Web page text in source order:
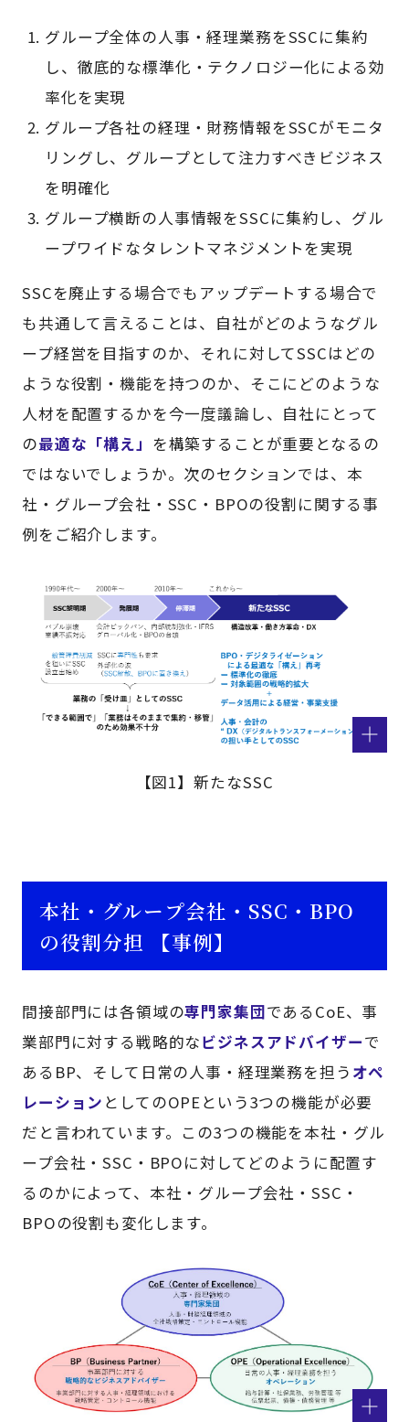
グループ全体の人事・経理業務をSSCに集約
し、徹底的な標準化・テクノロジー化による効
率化を実現
グループ各社の経理・財務情報をSSCがモニタ
リングし、グループとして注力すべきビジネス
を明確化
グループ横断の人事情報をSSCに集約し、グル
ープワイドなタレントマネジメントを実現
SSCを廃止する場合でもアップデートする場合で
も共通して言えることは、自社がどのようなグル
ープ経営を目指すのか、それに対してSSCはどの
ような役割・機能を持つのか、そこにどのような
人材を配置するかを今一度議論し、自社にとって
の最適な「構え」 を構築することが重要となるの
ではないでしょうか。次のセクションでは、本
社・グループ会社・SSC・BPOの役割に関する事
例をご紹介します。
【図1】新たなSSC
本社・グループ会社・SSC・BPO
の役割分担 【事例】
間接部門には各領域の専門家集団であるCoE、事
業部門に対する戦略的なビジネスアドバイザーで
あるBP、そして日常の人事・経理業務を担う オペ
レーション としてのOPEという3つの機能が必要
だと言われています。この3つの機能を本社・グル
ープ会社・SSC・BPOに対してどのように配置す
るのかによって、本社・グループ会社・SSC・
BPOの役割も変化します。